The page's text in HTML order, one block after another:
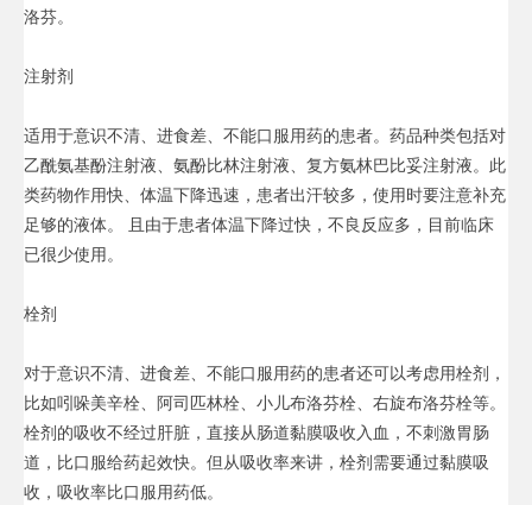
洛芬。
注射剂
适用于意识不清、进食差、不能口服用药的患者。药品种类包括对
乙酰氨基酚注射液、氨酚比林注射液、复方氨林巴比妥注射液。此
类药物作用快、体温下降迅速，患者出汗较多，使用时要注意补充
足够的液体。 且由于患者体温下降过快，不良反应多，目前临床
已很少使用。
栓剂
对于意识不清、进食差、不能口服用药的患者还可以考虑用栓剂，
比如吲哚美辛栓、阿司匹林栓、小儿布洛芬栓、右旋布洛芬栓等。
栓剂的吸收不经过肝脏，直接从肠道黏膜吸收入血，不刺激胃肠
道，比口服给药起效快。但从吸收率来讲，栓剂需要通过黏膜吸
收，吸收率比口服用药低。